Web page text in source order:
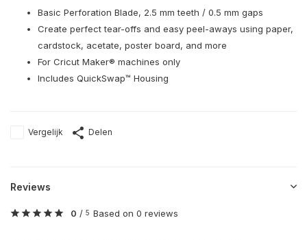
Basic Perforation Blade, 2.5 mm teeth / 0.5 mm gaps
Create perfect tear-offs and easy peel-aways using paper,
cardstock, acetate, poster board, and more
For Cricut Maker® machines only
Includes QuickSwap™ Housing
Vergelijk Delen
Reviews
0 / 5 Based on 0 reviews